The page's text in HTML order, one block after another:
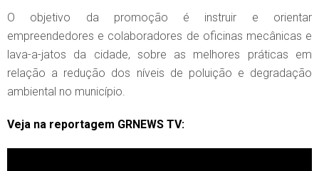
O objetivo da promoção é instruir e orientar
empreendedores e colaboradores de oficinas mecânicas e
lava-a-jatos da cidade, sobre as melhores práticas em
relação a redução dos níveis de poluição e degradação
ambiental no município.
Veja na reportagem GRNEWS TV: